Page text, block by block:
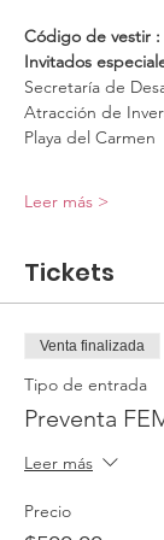
Código de vestir :
Invitados
Secretaría de
Atracción de
Playa del Carmen
Leer más >
Tickets
Venta finalizada
Tipo de entrada
Preventa
Leer más
Precio